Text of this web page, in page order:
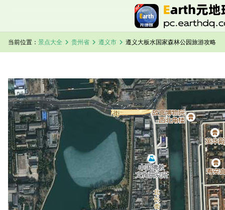
当前位置： 景点大全 chevron_right 贵州省 chevron_right 遵义市 chevron_right 遵义大板水国家森林公园旅游攻略
遵义大板水国家森林公园卫星地图加载中，请稍候...